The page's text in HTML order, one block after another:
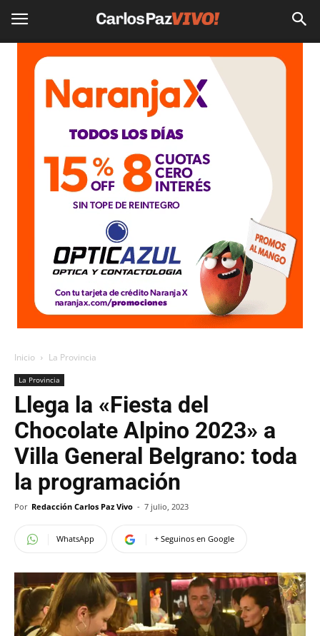
Inicio La Provincia
La Provincia
Llega la «Fiesta del
Chocolate Alpino 2023» a
Villa General Belgrano: toda
la programación
Por Redacción Carlos Paz Vivo - 7 julio, 2023
WhatsApp + Seguinos en Google